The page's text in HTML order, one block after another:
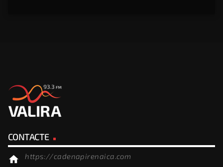
CONTACTE
home https://cadenapirenaica.com